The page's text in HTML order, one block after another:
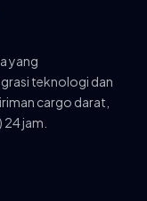
yang
teknologi dan
cargo darat,
jam.